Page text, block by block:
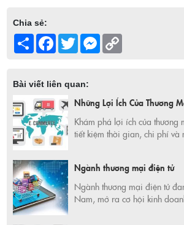
Chia sẻ:
Share Facebook
TwitterMessenger
Bài viết liên quan:
Những Lợi Ích Của Thương
Khám phá lợi ích của thương
tiết kiệm thời gian, chi phí và
ngày!
Ngành thương mại điện tử
Ngành thương mại điện tử
Nam, mở ra cơ hội kinh